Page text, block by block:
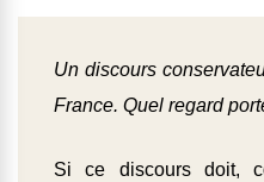
Un discours
France. Quel regard
Si ce discours doit,